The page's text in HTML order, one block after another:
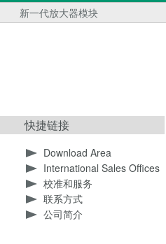
CAD资料
新一代放大器模块
快捷链接
Download Area
International Sales Offices
校准和服务
联系方式
公司简介